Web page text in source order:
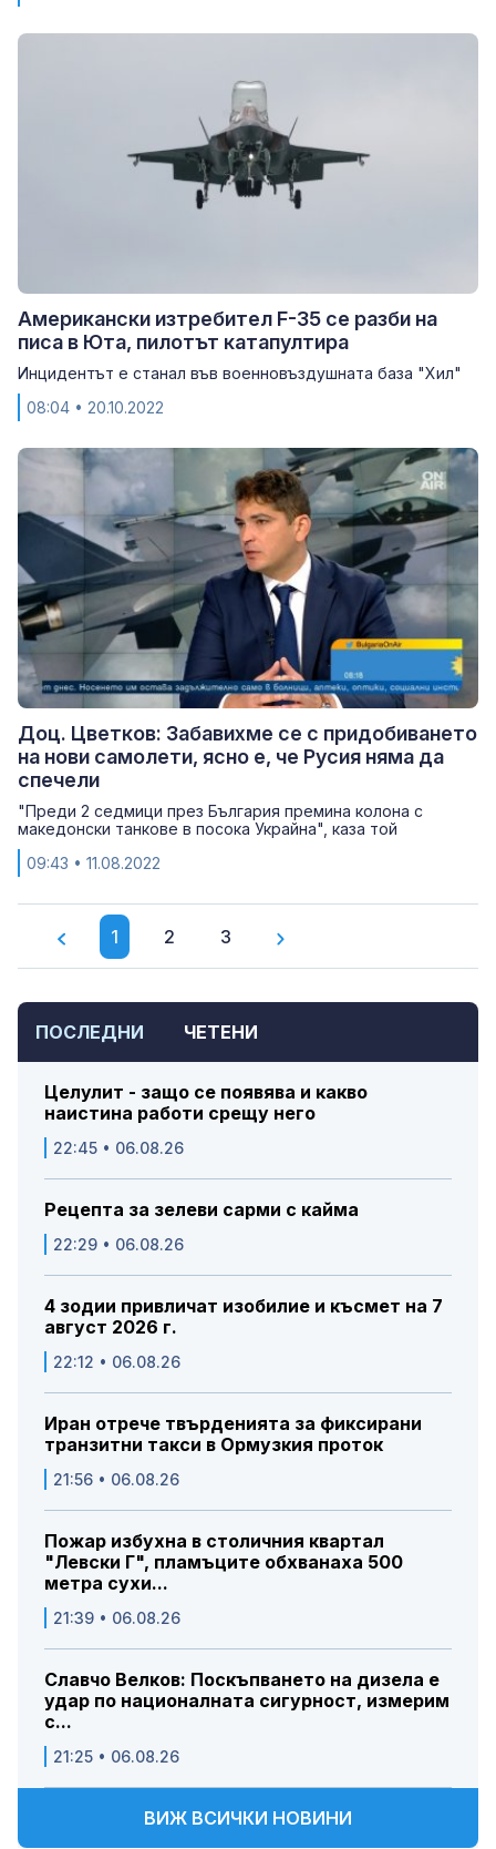
Американски изтребител F-35 се разби на
писа в Юта, пилотът катапултира
Инцидентът е станал във военновъздушната база "Хил"
08:04 • 20.10.2022
Доц. Цветков: Забавихме се с придобиването
на нови самолети, ясно е, че Русия няма да
спечели
"Преди 2 седмици през България премина колона с
македонски танкове в посока Украйна", каза той
09:43 • 11.08.2022
1 2 3
ПОСЛЕДНИ ЧЕТЕНИ
Целулит - защо се появява и какво
наистина работи срещу него
22:45 • 06.08.26
Рецепта за зелеви сарми с кайма
22:29 • 06.08.26
4 зодии привличат изобилие и късмет на 7
август 2026 г.
22:12 • 06.08.26
Иран отрече твърденията за фиксирани
транзитни такси в Ормузкия проток
21:56 • 06.08.26
Пожар избухна в столичния квартал
"Левски Г", пламъците обхванаха 500
метра сухи...
21:39 • 06.08.26
Славчо Велков: Поскъпването на дизела е
удар по националната сигурност, измерим
с...
21:25 • 06.08.26
ВИЖ ВСИЧКИ НОВИНИ